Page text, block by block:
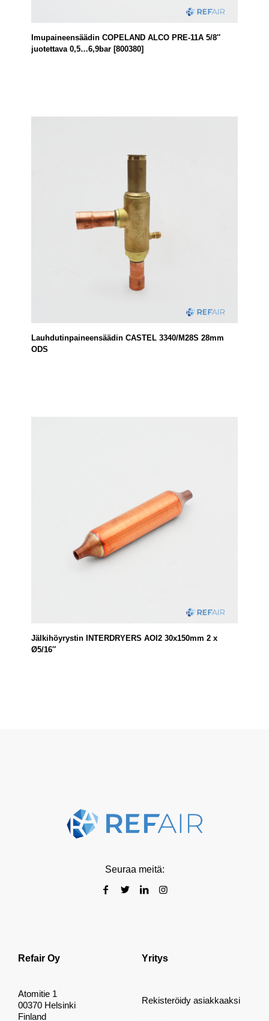
Imupaineensäädin COPELAND ALCO PRE-11A 5/8″
juotettava 0,5…6,9bar [800380]
Lauhdutinpaineensäädin CASTEL 3340/M28S 28mm
ODS
Jälkihöyrystin INTERDRYERS AOI2 30x150mm 2 x
Ø5/16″
Seuraa meitä:
Refair Oy
Atomitie 1
00370 Helsinki
Finland
Yritys
Rekisteröidy asiakkaaksi